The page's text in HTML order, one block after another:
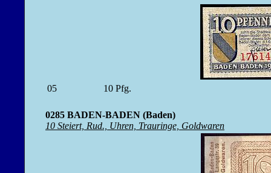
05 10 Pfg.
0285 BADEN-BADEN (Baden)
10 Steiert, Rud., Uhren, Trauringe, Goldwaren